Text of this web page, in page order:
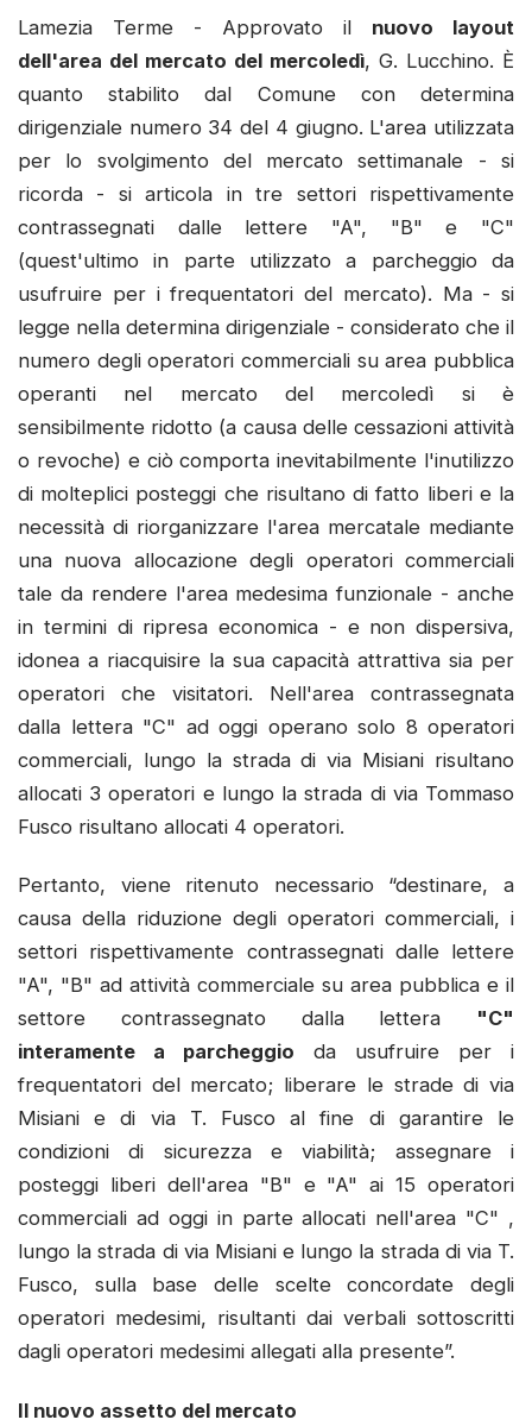
Lamezia Terme - Approvato il nuovo layout
dell'area del mercato del mercoledì, G. Lucchino. È
quanto stabilito dal Comune con determina
dirigenziale numero 34 del 4 giugno. L'area utilizzata
per lo svolgimento del mercato settimanale - si
ricorda - si articola in tre settori rispettivamente
contrassegnati dalle lettere "A", "B" e "C"
(quest'ultimo in parte utilizzato a parcheggio da
usufruire per i frequentatori del mercato). Ma - si
legge nella determina dirigenziale - considerato che il
numero degli operatori commerciali su area pubblica
operanti nel mercato del mercoledì si è
sensibilmente ridotto (a causa delle cessazioni attività
o revoche) e ciò comporta inevitabilmente l'inutilizzo
di molteplici posteggi che risultano di fatto liberi e la
necessità di riorganizzare l'area mercatale mediante
una nuova allocazione degli operatori commerciali
tale da rendere l'area medesima funzionale - anche
in termini di ripresa economica - e non dispersiva,
idonea a riacquisire la sua capacità attrattiva sia per
operatori che visitatori. Nell'area contrassegnata
dalla lettera "C" ad oggi operano solo 8 operatori
commerciali, lungo la strada di via Misiani risultano
allocati 3 operatori e lungo la strada di via Tommaso
Fusco risultano allocati 4 operatori.
Pertanto, viene ritenuto necessario “destinare, a
causa della riduzione degli operatori commerciali, i
settori rispettivamente contrassegnati dalle lettere
"A", "B" ad attività commerciale su area pubblica e il
settore contrassegnato dalla lettera "C"
interamente a parcheggio da usufruire per i
frequentatori del mercato; liberare le strade di via
Misiani e di via T. Fusco al fine di garantire le
condizioni di sicurezza e viabilità; assegnare i
posteggi liberi dell'area "B" e "A" ai 15 operatori
commerciali ad oggi in parte allocati nell'area "C" ,
lungo la strada di via Misiani e lungo la strada di via T.
Fusco, sulla base delle scelte concordate degli
operatori medesimi, risultanti dai verbali sottoscritti
dagli operatori medesimi allegati alla presente”.
Il nuovo assetto del mercato